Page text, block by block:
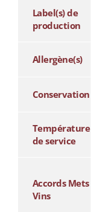
Label(s) de
production
Allergène(s)
Conservation
Température
de service
Accords Mets
Vins